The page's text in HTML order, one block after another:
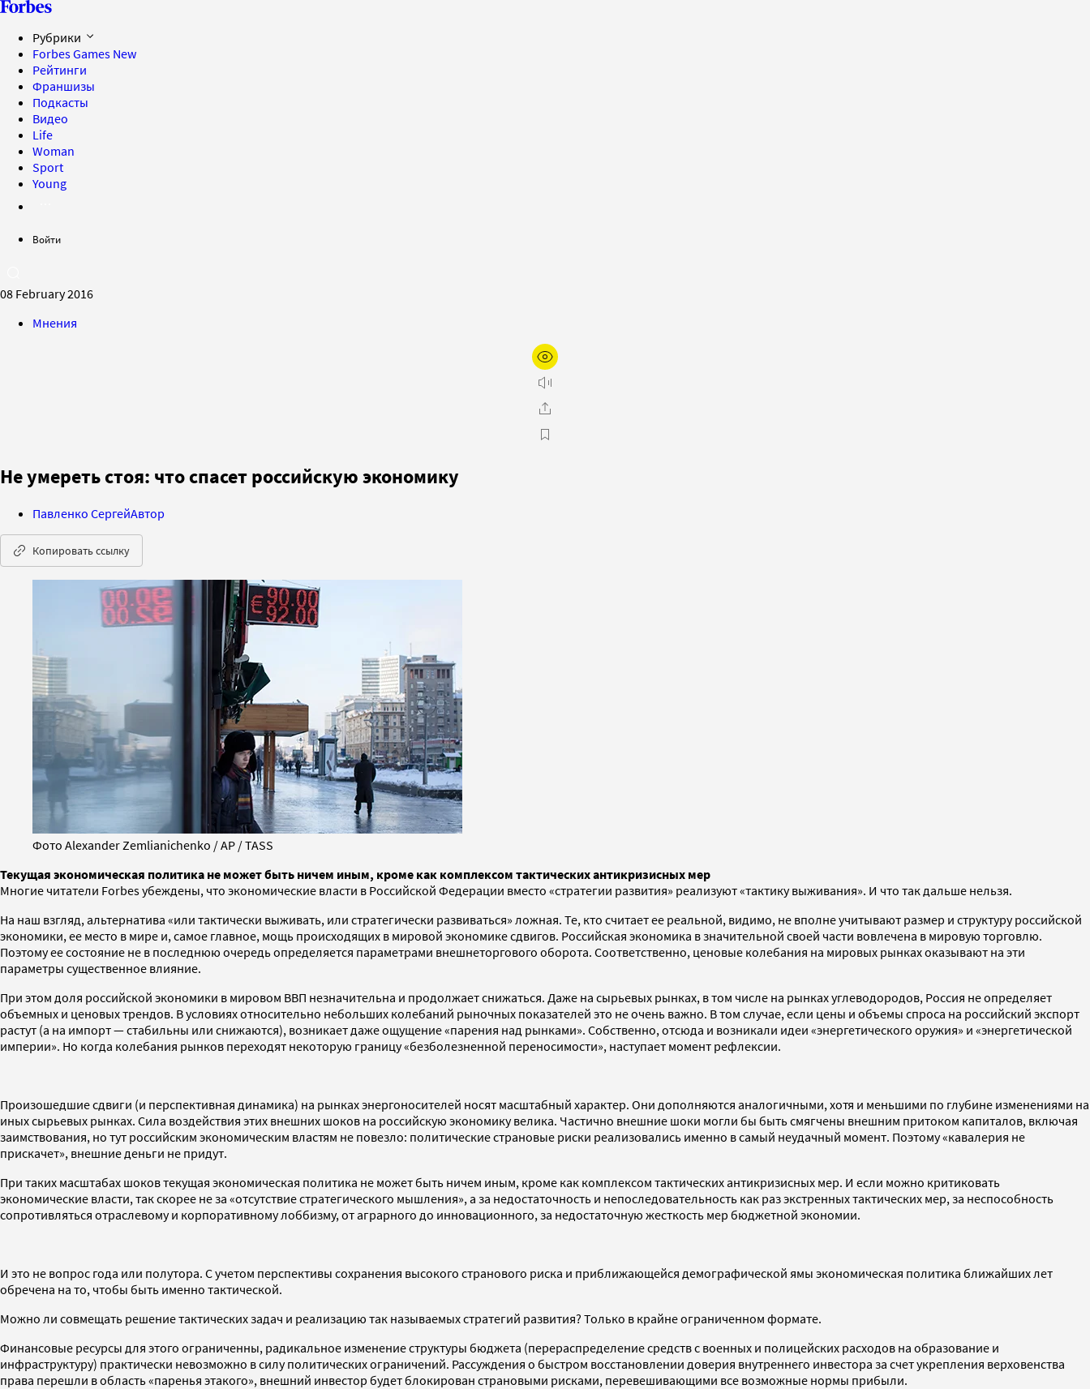
Рубрики
Forbes Games New
Рейтинги
Франшизы
Подкасты
Видео
Life
Woman
Sport
Young
Войти
08 February 2016
Мнения
Не умереть стоя: что спасет российскую экономику
Павленко СергейАвтор
Копировать ссылку
Фото Alexander Zemlianichenko / AP / TASS
Текущая экономическая политика не может быть ничем иным, кроме как комплексом тактических антикризисных мер
Многие читатели Forbes убеждены, что экономические власти в Российской Федерации вместо «стратегии развития» реализуют «тактику выживания». И что так дальше нельзя.
На наш взгляд, альтернатива «или тактически выживать, или стратегически развиваться» ложная. Те, кто считает ее реальной, видимо, не вполне учитывают размер и структуру российской
экономики, ее место в мире и, самое главное, мощь происходящих в мировой экономике сдвигов. Российская экономика в значительной своей части вовлечена в мировую торговлю.
Поэтому ее состояние не в последнюю очередь определяется параметрами внешнеторгового оборота. Соответственно, ценовые колебания на мировых рынках оказывают на эти
параметры существенное влияние.
При этом доля российской экономики в мировом ВВП незначительна и продолжает снижаться. Даже на сырьевых рынках, в том числе на рынках углеводородов, Россия не определяет
объемных и ценовых трендов. В условиях относительно небольших колебаний рыночных показателей это не очень важно. В том случае, если цены и объемы спроса на российский экспорт
растут (а на импорт — стабильны или снижаются), возникает даже ощущение «парения над рынками». Собственно, отсюда и возникали идеи «энергетического оружия» и «энергетической
империи». Но когда колебания рынков переходят некоторую границу «безболезненной переносимости», наступает момент рефлексии.
Произошедшие сдвиги (и перспективная динамика) на рынках энергоносителей носят масштабный характер. Они дополняются аналогичными, хотя и меньшими по глубине изменениями на
иных сырьевых рынках. Сила воздействия этих внешних шоков на российскую экономику велика. Частично внешние шоки могли бы быть смягчены внешним притоком капиталов, включая
заимствования, но тут российским экономическим властям не повезло: политические страновые риски реализовались именно в самый неудачный момент. Поэтому «кавалерия не
прискачет», внешние деньги не придут.
При таких масштабах шоков текущая экономическая политика не может быть ничем иным, кроме как комплексом тактических антикризисных мер. И если можно критиковать
экономические власти, так скорее не за «отсутствие стратегического мышления», а за недостаточность и непоследовательность как раз экстренных тактических мер, за неспособность
сопротивляться отраслевому и корпоративному лоббизму, от аграрного до инновационного, за недостаточную жесткость мер бюджетной экономии.
И это не вопрос года или полутора. С учетом перспективы сохранения высокого странового риска и приближающейся демографической ямы экономическая политика ближайших лет
обречена на то, чтобы быть именно тактической.
Можно ли совмещать решение тактических задач и реализацию так называемых стратегий развития? Только в крайне ограниченном формате.
Финансовые ресурсы для этого ограниченны, радикальное изменение структуры бюджета (перераспределение средств с военных и полицейских расходов на образование и
инфраструктуру) практически невозможно в силу политических ограничений. Рассуждения о быстром восстановлении доверия внутреннего инвестора за счет укрепления верховенства
права перешли в область «паренья этакого», внешний инвестор будет блокирован страновыми рисками, перевешивающими все возможные нормы прибыли.